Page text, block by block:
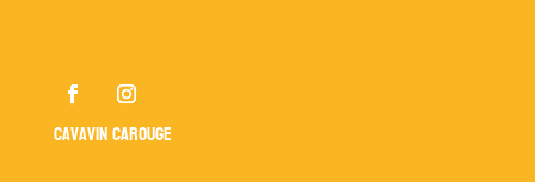
Cavavin Carouge